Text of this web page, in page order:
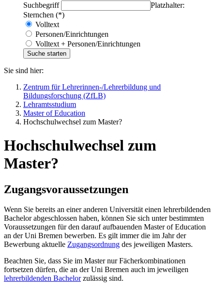
Suchbegriff
Platzhalter:
Sternchen (*)
Volltext
Personen/Einrichtungen
Volltext + Personen/Einrichtungen
Sie sind hier:
Zentrum für Lehrerinnen-/Lehrerbildung und
Bildungsforschung (ZfLB)
Lehramtsstudium
Master of Education
Hochschulwechsel zum Master?
Hochschulwechsel zum
Master?
Zugangsvoraussetzungen
Wenn Sie bereits an einer anderen Universität einen lehrerbildenden
Bachelor abgeschlossen haben, können Sie sich unter bestimmten
Voraussetzungen für den darauf aufbauenden Master of Education
an der Uni Bremen bewerben. Es gilt immer die im Jahr der
Bewerbung aktuelle Zugangsordnung des jeweiligen Masters.
Beachten Sie, dass Sie im Master nur Fächerkombinationen
fortsetzen dürfen, die an der Uni Bremen auch im jeweiligen
lehrerbildenden Bachelorzulässig sind.